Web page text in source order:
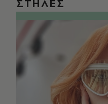
ΣΤΗΛΕΣ